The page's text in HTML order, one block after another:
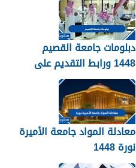
دبلومات جامعة القصيم
1448 ورابط التقديم على
دبلومات جامعة القصيم
qudcss.com
معادلة المواد جامعة الأميرة
نورة 1448